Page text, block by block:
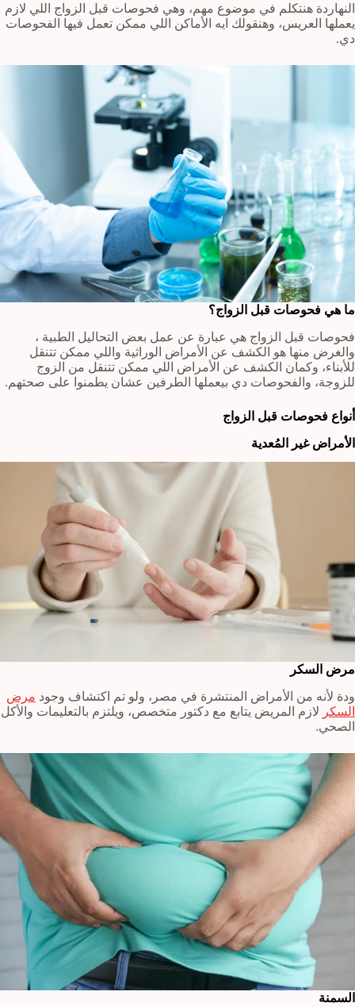
النهاردة هنتكلم في موضوع مهم، وهي فحوصات قبل الزواج اللي لازم
يعملها العريس، وهنقولك ايه الأماكن اللي ممكن تعمل فيها الفحوصات
دي.
ما هي فحوصات قبل الزواج؟
فحوصات قبل الزواج هي عبارة عن عمل بعض التحاليل الطبية ،
والغرض منها هو الكشف عن الأمراض الوراثية واللي ممكن تتنقل
للأبناء، وكمان الكشف عن الأمراض اللي ممكن تتنقل من الزوج
للزوجة، والفحوصات دي بيعملها الطرفين عشان يطمنوا على صحتهم.
أنواع فحوصات قبل الزواج
الأمراض غير المُعدية
مرض السكر
ودة لأنه من الأمراض المنتشرة في مصر، ولو تم اكتشاف وجود مرض
السكر لازم المريض يتابع مع دكتور متخصص، ويلتزم بالتعليمات والأكل
الصحي.
السمنة